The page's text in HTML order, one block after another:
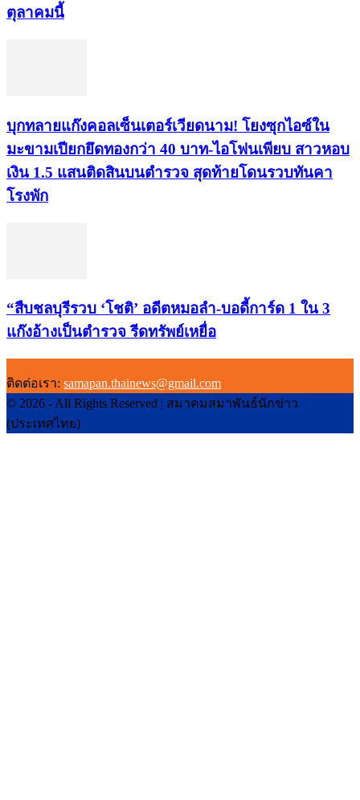
ตุลาคมนี้
บุกทลายแก๊งคอลเซ็นเตอร์เวียดนาม! โยงซุกไอซ์ใน
มะขามเปียกยึดทองกว่า 40 บาท-ไอโฟนเพียบ สาวหอบ
เงิน 1.5 แสนติดสินบนตำรวจ สุดท้ายโดนรวบทันคา
โรงพัก
“สืบชลบุรีรวบ ‘โชติ’ อดีตหมอลำ-บอดี้การ์ด 1 ใน 3
แก๊งอ้างเป็นตำรวจ รีดทรัพย์เหยื่อ
ติดต่อเรา: samapan.thainews@gmail.com
© 2026 - All Rights Reserved | สมาคมสมาพันธ์นักข่าว
(ประเทศไทย)